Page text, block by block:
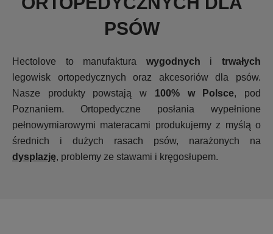
PSÓW
Hectolove to manufaktura wygodnych itrwałych
legowisk ortopedycznych oraz akcesoriów dla psów.
Nasze produkty powstają w 100% w Polsce, pod
Poznaniem. Ortopedyczne posłania wypełnione
pełnowymiarowymi materacami produkujemy z myślą o
średnich i dużych rasach psów, narażonych na
dysplazję, problemy ze stawami i kręgosłupem.